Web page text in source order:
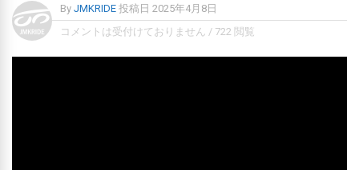
By JMKRIDE 投稿日 2025年4月8日
コメントは受付けておりません / 722 閲覧